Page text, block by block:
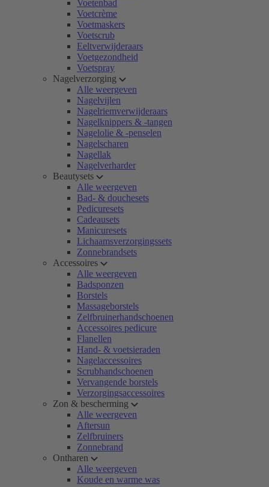
Voetenbad
Voetcrème
Voetmaskers
Voetscrub
Eeltverwijderaars
Voetgezondheid
Voetspray
Nagelverzorging
Alle weergeven
Nagelvijlen
Nagelriemverwijderaars
Nagelknippers & -tangen
Nagelolie & -penselen
Nagelscharen
Nagellak
Nagelverharder
Beautysets
Alle weergeven
Bad- & douchesets
Pedicuresets
Cadeausets
Manicuresets
Lichaamsverzorgingssets
Zonnebrandsets
Accessoires
Alle weergeven
Badsponzen
Borstels
Massageborstels
Zelfbruinerhandschoenen
Accessoires pedicure
Flanellen
Hand- & voetsieraden
Nagelaccessoires
Scrubhandschoenen
Vervangende borstels
Verzorgingsaccessoires
Zon & bescherming
Alle weergeven
Aftersun
Zelfbruiners
Zonnebrand
Ontharen
Alle weergeven
Koude en warme was